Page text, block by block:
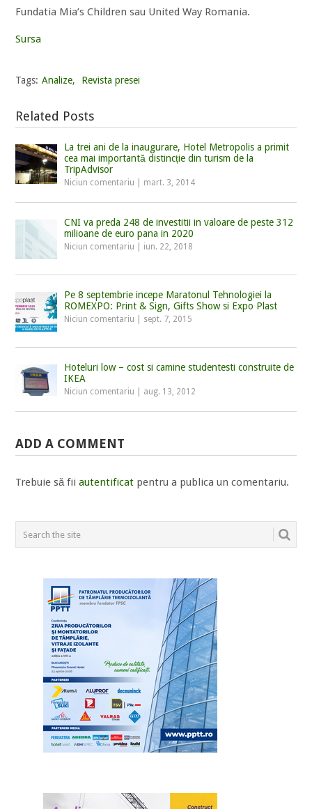
Fundatia Mia’s Children sau United Way Romania.
Sursa
Tags: Analize, Revista presei
Related Posts
La trei ani de la inaugurare, Hotel Metropolis a primit
cea mai importantă distincție din turism de la
TripAdvisor
Niciun comentariu mart. 3, 2014
CNI va preda 248 de investitii in valoare de peste 312
milioane de euro pana in 2020
Niciun comentariu iun. 22, 2018
Pe 8 septembrie incepe Maratonul Tehnologiei la
ROMEXPO: Print & Sign, Gifts Show si Expo Plast
Niciun comentariu sept. 7, 2015
Hoteluri low – cost si camine studentesti construite de
IKEA
Niciun comentariu aug. 13, 2012
ADD A COMMENT
Trebuie să fiiautentificat pentru a publica un comentariu.